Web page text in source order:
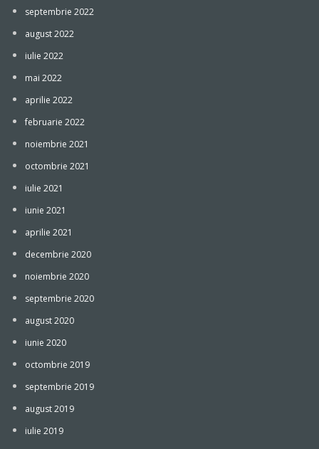
septembrie 2022
august 2022
iulie 2022
mai 2022
aprilie 2022
februarie 2022
noiembrie 2021
octombrie 2021
iulie 2021
iunie 2021
aprilie 2021
decembrie 2020
noiembrie 2020
septembrie 2020
august 2020
iunie 2020
octombrie 2019
septembrie 2019
august 2019
iulie 2019